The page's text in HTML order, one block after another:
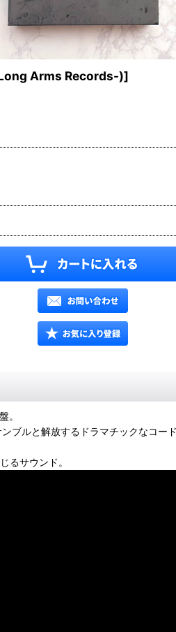
Arms Records-)]
。
ルと解放するドラマチックなコー
るサウンド。